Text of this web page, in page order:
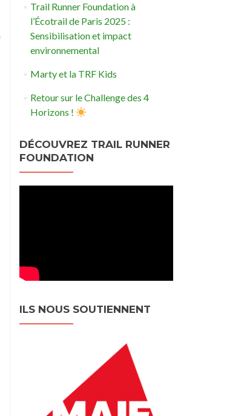
Trail Runner Foundation à
l’Écotrail de Paris 2025 :
Sensibilisation et impact
environnemental
Marty et la TRF Kids
Retour sur le Challenge des 4
Horizons !
DÉCOUVREZ TRAIL RUNNER
FOUNDATION
ILS NOUS SOUTIENNENT